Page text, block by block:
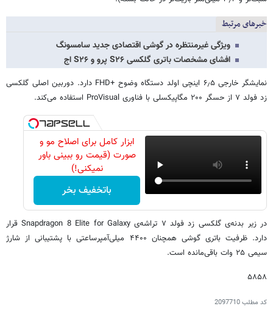
خبرهای مرتبط
ویژگی غیرمنتظره در گوشی اقتصادی جدید سامسونگ
افشای مشخصات باتری گلکسی S۲۶ پرو و S۲۶ اج
نمایشگر خارجی ۶٫۵ اینچی اولد دستگاه وضوح +FHD دارد. دوربین اصلی گلکسی
زد فولد ۷ از حسگر ۲۰۰ مگاپیکسلی با فناوری ProVisual استفاده می‌کند.
ابزار کامل برای اصلاح مو و
صورت (قیمت رو ببینی باور
نمیکنی!)
باتخفیف بخر
در زیر بدنه‌ی گلکسی زد فولد ۷ تراشه‌ی Snapdragon 8 Elite for Galaxy قرار
دارد. ظرفیت باتری گوشی همچنان ۴۴۰۰ میلی‌آمپرساعتی با پشتیبانی از شارژ
سیمی ۲۵ وات باقی‌مانده است.
۵۸۵۸
کد مطلب2097710